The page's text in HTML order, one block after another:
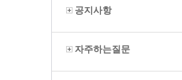
공지사항
자주하는질문